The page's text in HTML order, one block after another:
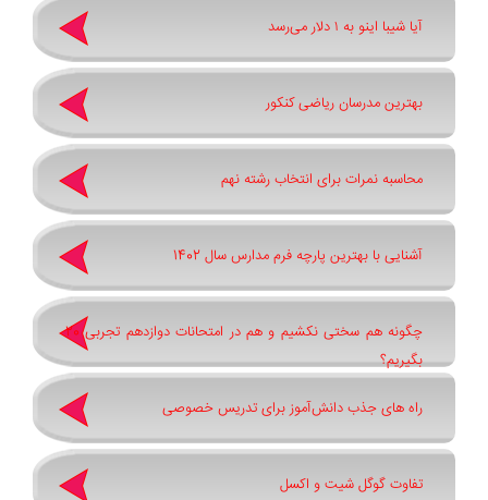
آیا شیبا اینو به ۱ دلار می‌رسد
بهترین مدرسان ریاضی کنکور
محاسبه نمرات برای انتخاب رشته نهم
آشنایی با بهترین پارچه فرم مدارس سال 1402
چگونه هم سختی نکشیم و هم در امتحانات دوازدهم تجربی 20
بگیریم؟
راه های جذب دانش‌آموز برای تدریس خصوصی
تفاوت گوگل شیت و اکسل